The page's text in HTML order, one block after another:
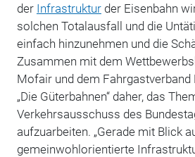
der Infrastrukturder Eisenbahn
solchen Totalausfall und die
einfach hinzunehmen und die
Zusammen mit dem
Mofair und dem Fahrgastverband
„Die Güterbahnen“ daher, das
Verkehrsausschuss des
aufzuarbeiten. „Gerade mit Blick
gemeinwohlorientierte